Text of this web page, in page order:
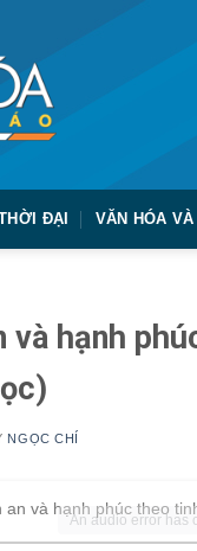
ĐẠI VĂN HÓA
và hạnh
NGỌC CHÍ
an và hạnh phúc theo
An audio error has